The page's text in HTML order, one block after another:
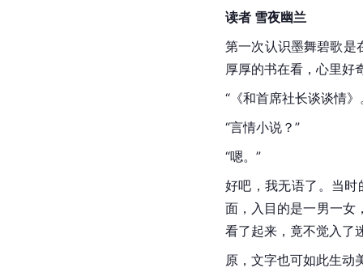
读者 雪夜幽兰
第一次认识墨舞碧歌
厚厚的书在看，心里好
“《和首席社长谈谈情
“言情小说？”
“嗯。”
好吧，我无语了。当
面，入目的是一男一女
看了起来，竟不觉入了
原，文字也可如此生动